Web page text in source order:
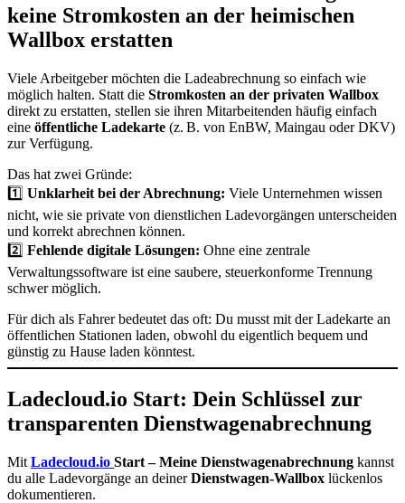
keine Stromkosten an der heimischen
Wallbox erstatten
Viele Arbeitgeber möchten die Ladeabrechnung so einfach wie
möglich halten. Statt die Stromkosten an der privaten Wallbox
direkt zu erstatten, stellen sie ihren Mitarbeitenden häufig einfach
eine öffentliche Ladekarte (z. B. von EnBW, Maingau oder DKV)
zur Verfügung.
Das hat zwei Gründe:
1️⃣ Unklarheit bei der Abrechnung: Viele Unternehmen wissen
nicht, wie sie private von dienstlichen Ladevorgängen unterscheiden
und korrekt abrechnen können.
2️⃣ Fehlende digitale Lösungen: Ohne eine zentrale
Verwaltungssoftware ist eine saubere, steuerkonforme Trennung
schwer möglich.
Für dich als Fahrer bedeutet das oft: Du musst mit der Ladekarte an
öffentlichen Stationen laden, obwohl du eigentlich bequem und
günstig zu Hause laden könntest.
Ladecloud.io Start: Dein Schlüssel zur
transparenten Dienstwagenabrechnung
Mit Ladecloud.io Start – Meine Dienstwagenabrechnung kannst
du alle Ladevorgänge an deinerDienstwagen-Wallbox lückenlos
dokumentieren.